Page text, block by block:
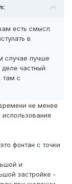
есть смысл
в
случае лучше
частный
там с
не менее
фонтан с точки
и
застройке -